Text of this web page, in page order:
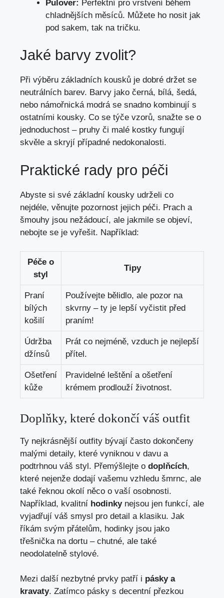
Pulover: Perfektní pro vrstvení během
chladnějších měsíců. Můžete ho nosit jak
pod sakem, tak na tričku.
Jaké barvy zvolit?
Při výběru základních kousků je dobré držet se
neutrálních barev. Barvy jako černá, bílá, šedá,
nebo námořnická modrá se snadno kombinují s
ostatními kousky. Co se týče vzorů, snažte se o
jednoduchost – pruhy či malé kostky fungují
skvěle a skryjí případné nedokonalosti.
Praktické rady pro péči
Abyste si své základní kousky udrželi co
nejdéle, věnujte pozornost jejich péči. Prach a
šmouhy jsou nežádoucí, ale jakmile se objeví,
nebojte se je vyřešit. Například:
Péče o
styl
Tipy
Praní
bílých
košilí
Používejte bělidlo, ale pozor na
skvrny – ty je lepší vyčistit před
praním!
Údržba
džínsů
Prát co nejméně, vzduch je nejlepší
přítel.
Ošetření
kůže
Pravidelné leštění a ošetření
krémem prodlouží životnost.
Doplňky, které dokončí váš outfit
Ty nejkrásnější outfity bývají často dokončeny
malými detaily, které vyniknou v davu a
podtrhnou váš styl. Přemýšlejte o doplňcích,
které nejenže dodají vašemu vzhledu šmrnc, ale
také řeknou okolí něco o vaší osobnosti.
Například, kvalitní hodinkynejsou jen funkcí, ale
vyjadřují váš smysl pro detail a klasiku. Jak
říkám svým přátelům, hodinky jsou jako
třešnička na dortu – chutné, ale také
neodolatelně stylové.
Mezi další nezbytné prvky patří i pásky a
kravaty. Zatímco pásky s decentní přezkou